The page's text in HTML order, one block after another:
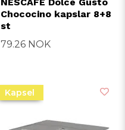
Chococino kapslar 8+8
st
79.26 NOK
Kapsel